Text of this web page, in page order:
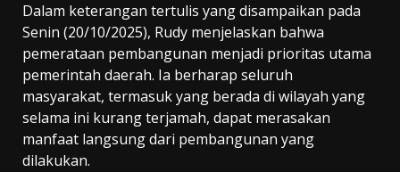
Dalam keterangan tertulis yang disampaikan pada
Senin (20/10/2025), Rudy menjelaskan bahwa
pemerataan pembangunan menjadi prioritas utama
pemerintah daerah. Ia berharap seluruh
masyarakat, termasuk yang berada di wilayah yang
selama ini kurang terjamah, dapat merasakan
manfaat langsung dari pembangunan yang
dilakukan.